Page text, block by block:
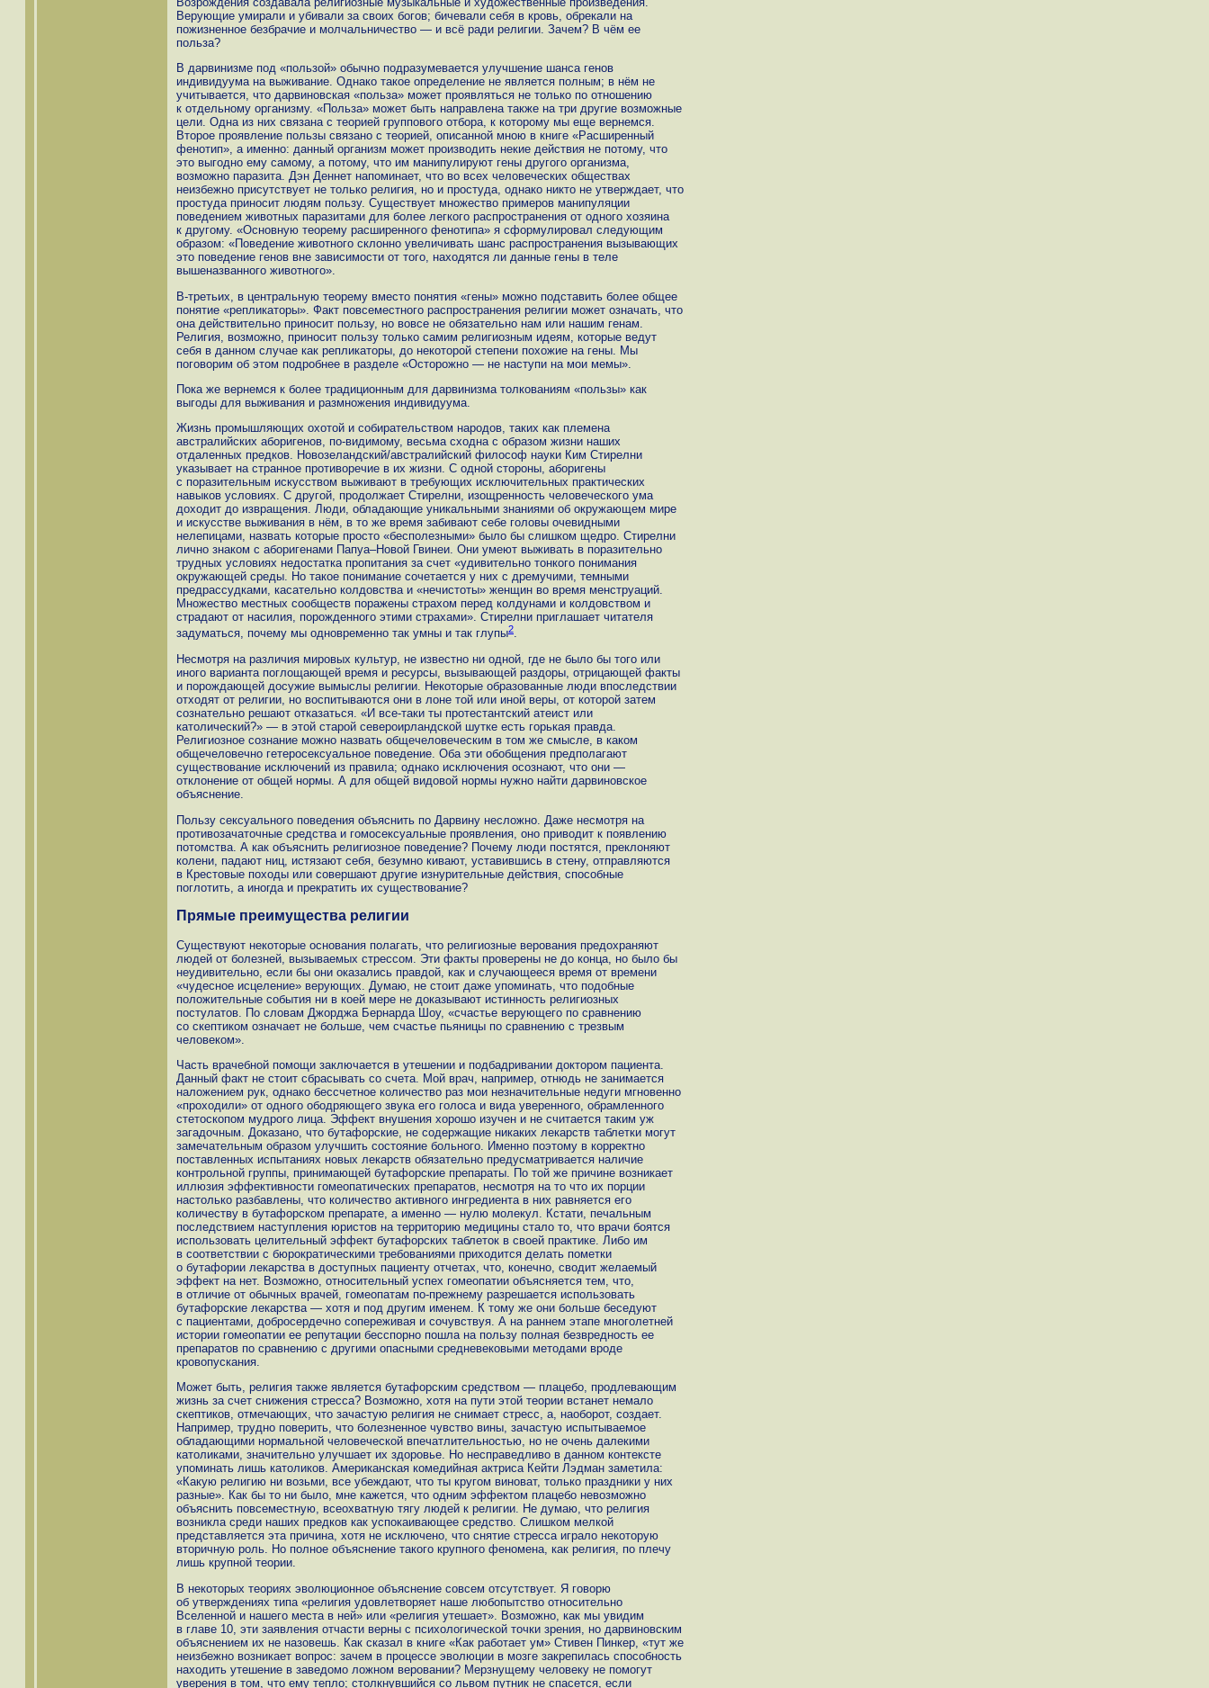
Верующие умирали и убивали за своих богов; бичевали себя в кровь, обрекали на
пожизненное безбрачие и молчальничество — и всё ради религии. Зачем? В чём ее
польза?
В дарвинизме под «пользой» обычно подразумевается улучшение шанса генов
индивидуума на выживание. Однако такое определение не является полным; в нём не
учитывается, что дарвиновская «польза» может проявляться не только по отношению
к отдельному организму. «Польза» может быть направлена также на три другие возможные
цели. Одна из них связана с теорией группового отбора, к которому мы еще вернемся.
Второе проявление пользы связано с теорией, описанной мною в книге «Расширенный
фенотип», а именно: данный организм может производить некие действия не потому, что
это выгодно ему самому, а потому, что им манипулируют гены другого организма,
возможно паразита. Дэн Деннет напоминает, что во всех человеческих обществах
неизбежно присутствует не только религия, но и простуда, однако никто не утверждает, что
простуда приносит людям пользу. Существует множество примеров манипуляции
поведением животных паразитами для более легкого распространения от одного хозяина
к другому. «Основную теорему расширенного фенотипа» я сформулировал следующим
образом: «Поведение животного склонно увеличивать шанс распространения вызывающих
это поведение генов вне зависимости от того, находятся ли данные гены в теле
вышеназванного животного».
В-третьих, в центральную теорему вместо понятия «гены» можно подставить более общее
понятие «репликаторы». Факт повсеместного распространения религии может означать, что
она действительно приносит пользу, но вовсе не обязательно нам или нашим генам.
Религия, возможно, приносит пользу только самим религиозным идеям, которые ведут
себя в данном случае как репликаторы, до некоторой степени похожие на гены. Мы
поговорим об этом подробнее в разделе «Осторожно — не наступи на мои мемы».
Пока же вернемся к более традиционным для дарвинизма толкованиям «пользы» как
выгоды для выживания и размножения индивидуума.
Жизнь промышляющих охотой и собирательством народов, таких как племена
австралийских аборигенов, по-видимому, весьма сходна с образом жизни наших
отдаленных предков. Новозеландский/австралийский философ науки Ким Стирелни
указывает на странное противоречие в их жизни. С одной стороны, аборигены
с поразительным искусством выживают в требующих исключительных практических
навыков условиях. С другой, продолжает Стирелни, изощренность человеческого ума
доходит до извращения. Люди, обладающие уникальными знаниями об окружающем мире
и искусстве выживания в нём, в то же время забивают себе головы очевидными
нелепицами, назвать которые просто «бесполезными» было бы слишком щедро. Стирелни
лично знаком с аборигенами Папуа–Новой Гвинеи. Они умеют выживать в поразительно
трудных условиях недостатка пропитания за счет «удивительно тонкого понимания
окружающей среды. Но такое понимание сочетается у них с дремучими, темными
предрассудками, касательно колдовства и «нечистоты» женщин во время менструаций.
Множество местных сообществ поражены страхом перед колдунами и колдовством и
страдают от насилия, порожденного этими страхами». Стирелни приглашает читателя
задуматься, почему мы одновременно так умны и так глупы2.
Несмотря на различия мировых культур, не известно ни одной, где не было бы того или
иного варианта поглощающей время и ресурсы, вызывающей раздоры, отрицающей факты
и порождающей досужие вымыслы религии. Некоторые образованные люди впоследствии
отходят от религии, но воспитываются они в лоне той или иной веры, от которой затем
сознательно решают отказаться. «И все-таки ты протестантский атеист или
католический?» — в этой старой североирландской шутке есть горькая правда.
Религиозное сознание можно назвать общечеловеческим в том же смысле, в каком
общечеловечно гетеросексуальное поведение. Оба эти обобщения предполагают
существование исключений из правила; однако исключения осознают, что они —
отклонение от общей нормы. А для общей видовой нормы нужно найти дарвиновское
объяснение.
Пользу сексуального поведения объяснить по Дарвину несложно. Даже несмотря на
противозачаточные средства и гомосексуальные проявления, оно приводит к появлению
потомства. А как объяснить религиозное поведение? Почему люди постятся, преклоняют
колени, падают ниц, истязают себя, безумно кивают, уставившись в стену, отправляются
в Крестовые походы или совершают другие изнурительные действия, способные
поглотить, а иногда и прекратить их существование?
Прямые преимущества религии
Существуют некоторые основания полагать, что религиозные верования предохраняют
людей от болезней, вызываемых стрессом. Эти факты проверены не до конца, но было бы
неудивительно, если бы они оказались правдой, как и случающееся время от времени
«чудесное исцеление» верующих. Думаю, не стоит даже упоминать, что подобные
положительные события ни в коей мере не доказывают истинность религиозных
постулатов. По словам Джорджа Бернарда Шоу, «счастье верующего по сравнению
со скептиком означает не больше, чем счастье пьяницы по сравнению с трезвым
человеком».
Часть врачебной помощи заключается в утешении и подбадривании доктором пациента.
Данный факт не стоит сбрасывать со счета. Мой врач, например, отнюдь не занимается
наложением рук, однако бессчетное количество раз мои незначительные недуги мгновенно
«проходили» от одного ободряющего звука его голоса и вида уверенного, обрамленного
стетоскопом мудрого лица. Эффект внушения хорошо изучен и не считается таким уж
загадочным. Доказано, что бутафорские, не содержащие никаких лекарств таблетки могут
замечательным образом улучшить состояние больного. Именно поэтому в корректно
поставленных испытаниях новых лекарств обязательно предусматривается наличие
контрольной группы, принимающей бутафорские препараты. По той же причине возникает
иллюзия эффективности гомеопатических препаратов, несмотря на то что их порции
настолько разбавлены, что количество активного ингредиента в них равняется его
количеству в бутафорском препарате, а именно — нулю молекул. Кстати, печальным
последствием наступления юристов на территорию медицины стало то, что врачи боятся
использовать целительный эффект бутафорских таблеток в своей практике. Либо им
в соответствии с бюрократическими требованиями приходится делать пометки
о бутафории лекарства в доступных пациенту отчетах, что, конечно, сводит желаемый
эффект на нет. Возможно, относительный успех гомеопатии объясняется тем, что,
в отличие от обычных врачей, гомеопатам по-прежнему разрешается использовать
бутафорские лекарства — хотя и под другим именем. К тому же они больше беседуют
с пациентами, добросердечно сопереживая и сочувствуя. А на раннем этапе многолетней
истории гомеопатии ее репутации бесспорно пошла на пользу полная безвредность ее
препаратов по сравнению с другими опасными средневековыми методами вроде
кровопускания.
Может быть, религия также является бутафорским средством — плацебо, продлевающим
жизнь за счет снижения стресса? Возможно, хотя на пути этой теории встанет немало
скептиков, отмечающих, что зачастую религия не снимает стресс, а, наоборот, создает.
Например, трудно поверить, что болезненное чувство вины, зачастую испытываемое
обладающими нормальной человеческой впечатлительностью, но не очень далекими
католиками, значительно улучшает их здоровье. Но несправедливо в данном контексте
упоминать лишь католиков. Американская комедийная актриса Кейти Лэдман заметила:
«Какую религию ни возьми, все убеждают, что ты кругом виноват, только праздники у них
разные». Как бы то ни было, мне кажется, что одним эффектом плацебо невозможно
объяснить повсеместную, всеохватную тягу людей к религии. Не думаю, что религия
возникла среди наших предков как успокаивающее средство. Слишком мелкой
представляется эта причина, хотя не исключено, что снятие стресса играло некоторую
вторичную роль. Но полное объяснение такого крупного феномена, как религия, по плечу
лишь крупной теории.
В некоторых теориях эволюционное объяснение совсем отсутствует. Я говорю
об утверждениях типа «религия удовлетворяет наше любопытство относительно
Вселенной и нашего места в ней» или «религия утешает». Возможно, как мы увидим
в главе 10, эти заявления отчасти верны с психологической точки зрения, но дарвиновским
объяснением их не назовешь. Как сказал в книге «Как работает ум» Стивен Пинкер, «тут же
неизбежно возникает вопрос: зачем в процессе эволюции в мозге закрепилась способность
находить утешение в заведомо ложном веровании? Мерзнущему человеку не помогут
уверения в том, что ему тепло; столкнувшийся со львом путник не спасется, если